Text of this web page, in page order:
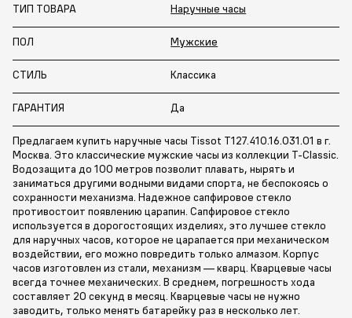
ТИП ТОВАРА Наручные часы
ПОЛ Мужские
СТИЛЬ Классика
ГАРАНТИЯ Да
Предлагаем купить наручные часы Tissot T127.410.16.031.01 в г.
Москва. Это классические мужские часы из коллекции T-Classic.
Водозащита до 100 метров позволит плавать, нырять и
заниматься другими водными видами спорта, не беспокоясь о
сохранности механизма. Надежное сапфировое стекло
противостоит появлению царапин. Сапфировое стекло
используется в дорогостоящих изделиях, это лучшее стекло
для наручных часов, которое не царапается при механическом
воздействии, его можно повредить только алмазом. Корпус
часов изготовлен из стали, механизм — кварц. Кварцевые часы
всегда точнее механических. В среднем, погрешность хода
составляет 20 секунд в месяц. Кварцевые часы не нужно
заводить, только менять батарейку раз в несколько лет.